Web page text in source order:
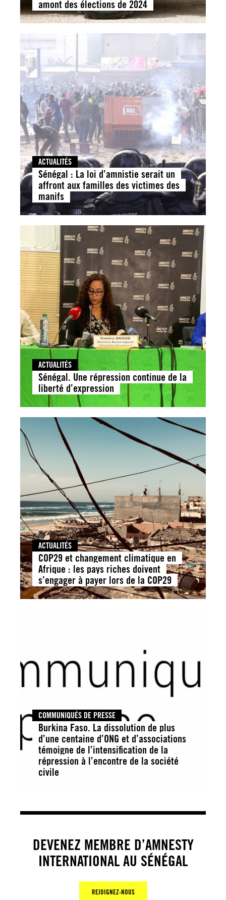
amont des élections de 2024
ACTUALITÉS
Sénégal : La loi d’amnistie serait un
affront aux familles des victimes des
manifs
ACTUALITÉS
Sénégal. Une répression continue de la
liberté d’expression
ACTUALITÉS
COP29 et changement climatique en
Afrique : les pays riches doivent
s’engager à payer lors de la COP29
COMMUNIQUÉS DE PRESSE
Burkina Faso. La dissolution de plus
d’une centaine d’ONG et d’associations
témoigne de l’intensification de la
répression à l’encontre de la société
civile
DEVENEZ MEMBRE D’AMNESTY
INTERNATIONAL AU SÉNÉGAL
REJOIGNEZ-NOUS